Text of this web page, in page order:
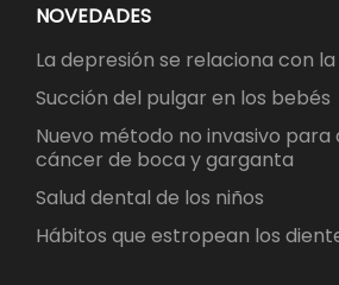
NOVEDADES
La depresión se relaciona con
Succión del pulgar en los bebés
Nuevo método no invasivo
cáncer de boca y garganta
Salud dental de los niños
Hábitos que estropean los